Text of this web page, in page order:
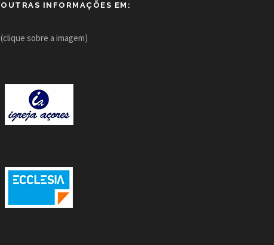
OUTRAS INFORMAÇÕES EM:
(clique sobre a imagem)